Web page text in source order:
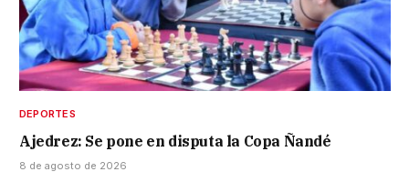
DEPORTES
Ajedrez: Se pone en disputa la Copa Ñandé
8 de agosto de 2026